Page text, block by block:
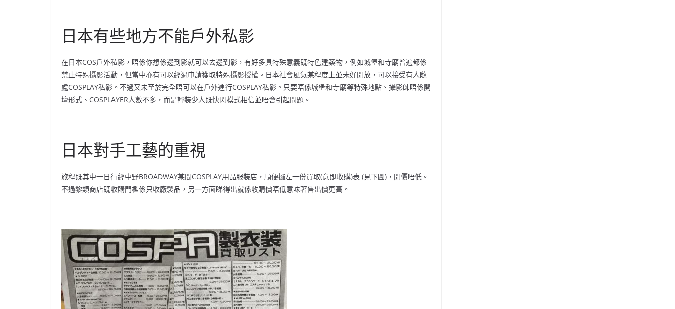
日本有些地方不能戶外私影
在日本COS戶外私影，唔係你想係邊到影就可以去邊到影，有好多具特殊意義既特色建築物，例如城堡和寺廟普遍都係
禁止特殊攝影活動，但當中亦有可以經過申請獲取特殊攝影授權。日本社會風氣某程度上並未好開放，可以接受有人隨
處COSPLAY私影。不過又未至於完全唔可以在戶外進行COSPLAY私影。只要唔係城堡和寺廟等特殊地點、攝影師唔係開
壇形式、COSPLAYER人數不多，而是輕裝少人既快閃模式相信並唔會引起問題。
日本對手工藝的重視
旅程既其中一日行經中野BROADWAY某間COSPLAY用品服裝店，順便攞左一份買取(意即收購)表 (見下圖)，開價唔低。
不過黎類商店既收購門檻係只收廠製品，另一方面睇得出就係收購價唔低意味著售出價更高。